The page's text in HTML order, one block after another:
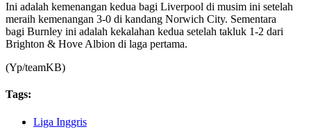
Ini adalah kemenangan kedua bagi Liverpool di musim ini setelah
meraih kemenangan 3-0 di kandang Norwich City. Sementara
bagi Burnley ini adalah kekalahan kedua setelah takluk 1-2 dari
Brighton & Hove Albion di laga pertama.
(Yp/teamKB)
Tags:
Liga Inggris